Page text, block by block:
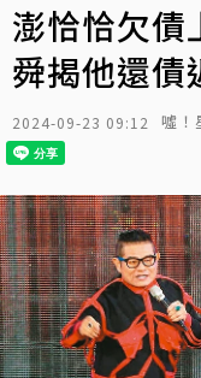
澎恰恰欠債
舜揭他還債
2024-09-23 09:12 噓！